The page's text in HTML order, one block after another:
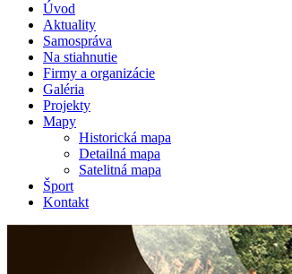
Úvod
Aktuality
Samospráva
Na stiahnutie
Firmy a organizácie
Galéria
Projekty
Mapy
Historická mapa
Detailná mapa
Satelitná mapa
Šport
Kontakt